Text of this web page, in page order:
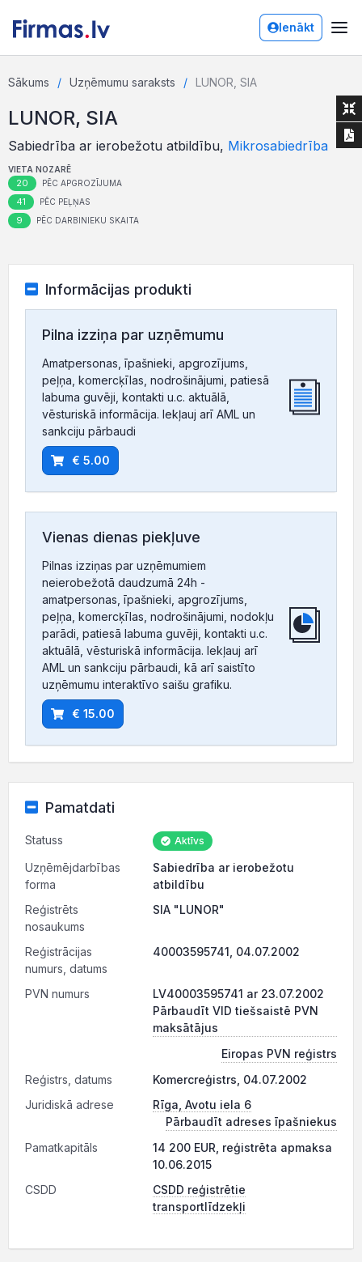
Ienākt
Sākums Uzņēmumu saraksts LUNOR, SIA
LUNOR, SIA
Sabiedrība ar ierobežotu atbildību, Mikrosabiedrība
VIETA NOZARĒ
20 PĒC APGROZĪJUMA
41 PĒC PEĻŅAS
9 PĒC DARBINIEKU SKAITA
Informācijas produkti
Pilna izziņa par uzņēmumu
Amatpersonas, īpašnieki, apgrozījums,
peļņa, komercķīlas, nodrošinājumi, patiesā
labuma guvēji, kontakti u.c. aktuālā,
vēsturiskā informācija. Iekļauj arī AML un
sankciju pārbaudi
€ 5.00
Vienas dienas piekļuve
Pilnas izziņas par uzņēmumiem
neierobežotā daudzumā 24h -
amatpersonas, īpašnieki, apgrozījums,
peļņa, komercķīlas, nodrošinājumi, nodokļu
parādi, patiesā labuma guvēji, kontakti u.c.
aktuālā, vēsturiskā informācija. Iekļauj arī
AML un sankciju pārbaudi, kā arī saistīto
uzņēmumu interaktīvo saišu grafiku.
€ 15.00
Pamatdati
Statuss Aktīvs
Uzņēmējdarbības
forma
Sabiedrība ar ierobežotu
atbildību
Reģistrēts
nosaukums
SIA "LUNOR"
Reģistrācijas
numurs, datums
40003595741, 04.07.2002
PVN numurs
LV40003595741 ar 23.07.2002
Pārbaudīt VID tiešsaistē PVN
maksātājus
Eiropas PVN reģistrs
Reģistrs, datums
Komercreģistrs, 04.07.2002
Juridiskā adrese
Rīga, Avotu iela 6
Pārbaudīt adreses īpašniekus
Pamatkapitāls
14 200 EUR, reģistrēta apmaksa
10.06.2015
CSDD
CSDD reģistrētie
transportlīdzekļi